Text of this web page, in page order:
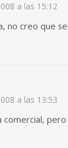
a las 15:12
no creo que
a las 13:53
comercial,